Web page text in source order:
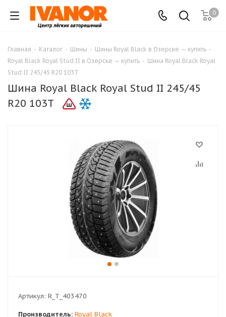
0
Главная - Каталог - Шины - Шины Royal Black в Озерске — купить -
Royal Black Royal Stud II в Озерске — купить - Шина Royal Black Royal
Stud II 245/45 R20 103T
Шина Royal Black Royal Stud II 245/45
R20 103T
Артикул: R_T_403470
Производитель: Royal Black